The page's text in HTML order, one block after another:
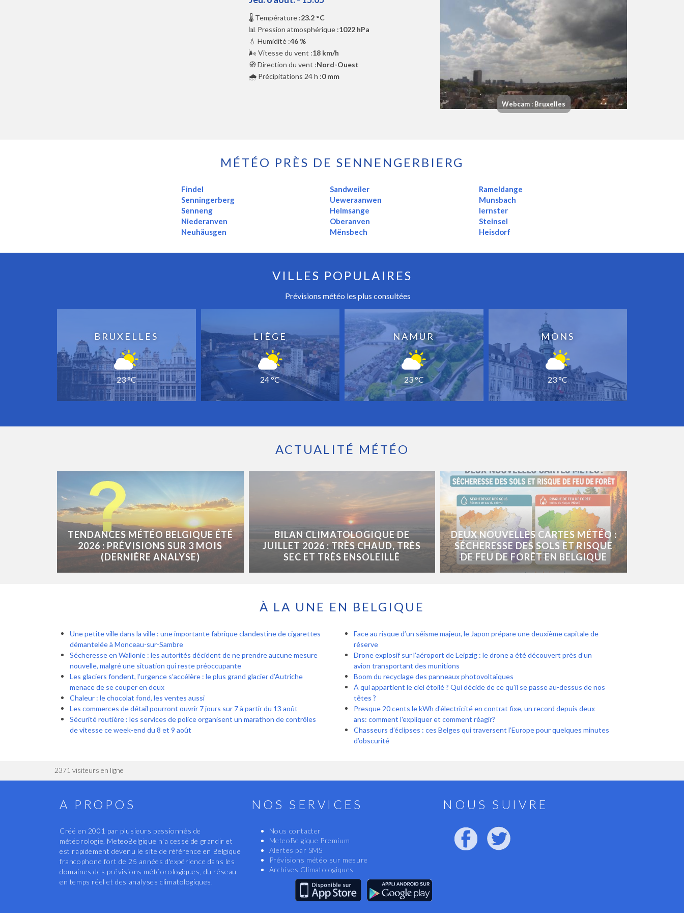
🌡️ Température :23.2 °C
📊 Pression atmosphérique :1022 hPa
💧 Humidité :46 %
🌬️ Vitesse du vent :18 km/h
🧭 Direction du vent :Nord-Ouest
🌧️ Précipitations 24 h :0 mm
Webcam : Bruxelles
MÉTÉO PRÈS DE SENNENGERBIERG
Findel
Senningerberg
Senneng
Niederanven
Neuhäusgen
Sandweiler
Ueweraanwen
Helmsange
Oberanven
Mënsbech
Rameldange
Munsbach
Iernster
Steinsel
Heisdorf
VILLES POPULAIRES
Prévisions météo les plus consultées
BRUXELLES
23 °C
LIÈGE
24 °C
NAMUR
23 °C
MONS
23 °C
ACTUALITÉ MÉTÉO
TENDANCES MÉTÉO BELGIQUE ÉTÉ
2026 : PRÉVISIONS SUR 3 MOIS
(DERNIÈRE ANALYSE)
BILAN CLIMATOLOGIQUE DE
JUILLET 2026 : TRÈS CHAUD, TRÈS
SEC ET TRÈS ENSOLEILLÉ
DEUX NOUVELLES CARTES MÉTÉO :
SÉCHERESSE DES SOLS ET RISQUE
DE FEU DE FORÊT EN BELGIQUE
À LA UNE EN BELGIQUE
Une petite ville dans la ville : une importante fabrique clandestine de cigarettes
démantelée à Monceau-sur-Sambre
Sécheresse en Wallonie : les autorités décident de ne prendre aucune mesure
nouvelle, malgré une situation qui reste préoccupante
Les glaciers fondent, l’urgence s’accélère : le plus grand glacier d’Autriche
menace de se couper en deux
Chaleur : le chocolat fond, les ventes aussi
Les commerces de détail pourront ouvrir 7 jours sur 7 à partir du 13 août
Sécurité routière : les services de police organisent un marathon de contrôles
de vitesse ce week-end du 8 et 9 août
Face au risque d’un séisme majeur, le Japon prépare une deuxième capitale de
réserve
Drone explosif sur l’aéroport de Leipzig : le drone a été découvert près d’un
avion transportant des munitions
Boom du recyclage des panneaux photovoltaïques
À qui appartient le ciel étoilé ? Qui décide de ce qu'il se passe au-dessus de nos
têtes ?
Presque 20 cents le kWh d'électricité en contrat fixe, un record depuis deux
ans: comment l'expliquer et comment réagir?
Chasseurs d’éclipses : ces Belges qui traversent l’Europe pour quelques minutes
d’obscurité
2371 visiteurs en ligne
A PROPOS
Créé en 2001 par plusieurs passionnés de
météorologie, MeteoBelgique n'a cessé de grandir et
est rapidement devenu le site de référence en Belgique
francophone fort de 25 années d'expérience dans les
domaines des prévisions météorologiques, du réseau
en temps réel et des analyses climatologiques.
NOS SERVICES
Nous contacter
MeteoBelgique Premium
Alertes par SMS
Prévisions météo sur mesure
Archives Climatologiques
NOUS SUIVRE